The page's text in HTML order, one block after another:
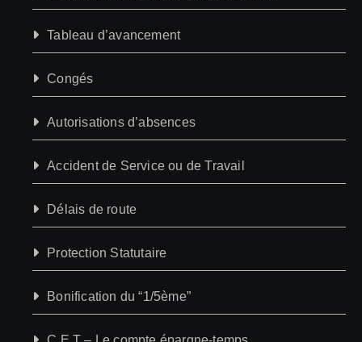
Tableau d’avancement
Congés
Autorisations d’absences
Accident de Service ou de Travail
Délais de route
Protection Statutaire
Bonification du “1/5ème”